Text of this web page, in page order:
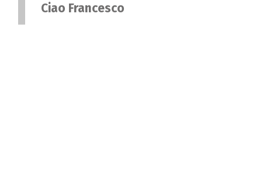
Ciao Francesco